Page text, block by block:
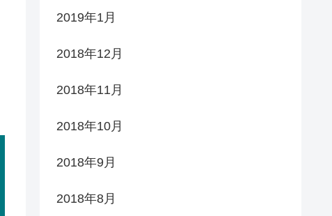
2019年1月
2018年12月
2018年11月
2018年10月
2018年9月
2018年8月